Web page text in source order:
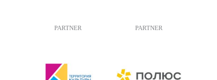
PARTNER PARTNER